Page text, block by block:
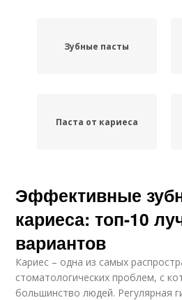
Зубные пасты
Паста от кариеса
Пасты для взрослых
Разница между
зубными пастами
Эффективные
кариеса: топ-10
вариантов
Кариес – одна из самых
стоматологических проблем, с
большинство людей. Регулярная